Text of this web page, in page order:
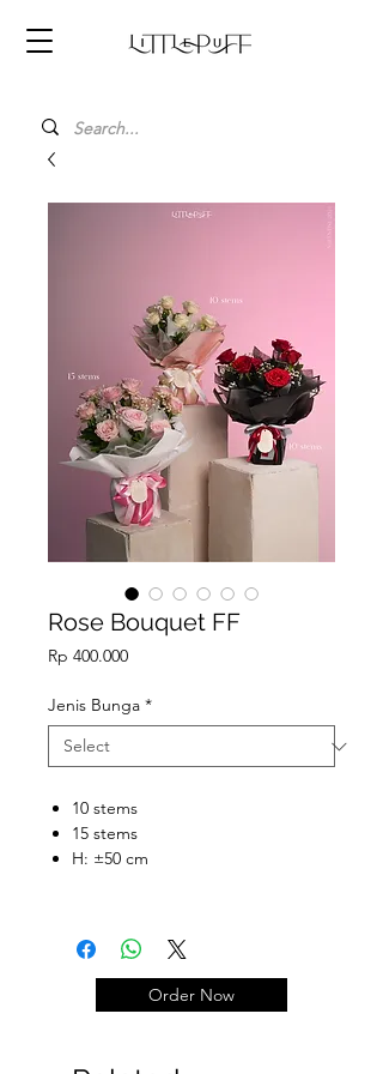
Rose Bouquet FF
Rp 400.000Price
Jenis Bunga *
10 stems
15 stems
H: ±50 cm
Order Now